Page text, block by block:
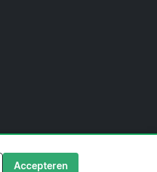
Accepteren